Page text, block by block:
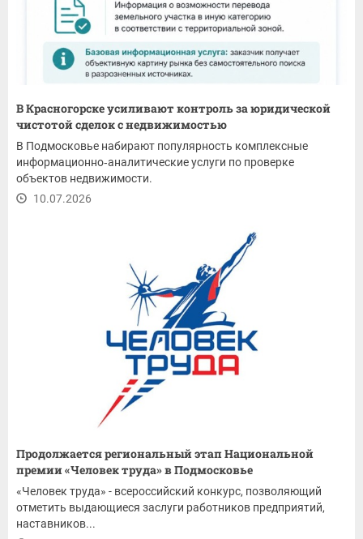
В Красногорске усиливают контроль за юридической
чистотой сделок с недвижимостью
В Подмосковье набирают популярность комплексные
информационно‑аналитические услуги по проверке
объектов недвижимости.
10.07.2026
Продолжается региональный этап Национальной
премии «Человек труда» в Подмосковье
«Человек труда» - всероссийский конкурс, позволяющий
отметить выдающиеся заслуги работников предприятий,
наставников...